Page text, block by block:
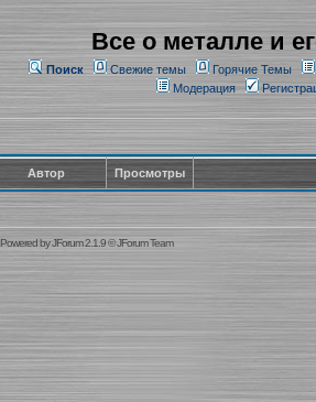
Все о металле и
Поиск Свежие темы Горячие Темы
Модерация
Автор Просмотры
Powered byJForum 2.1.9©JForum Team